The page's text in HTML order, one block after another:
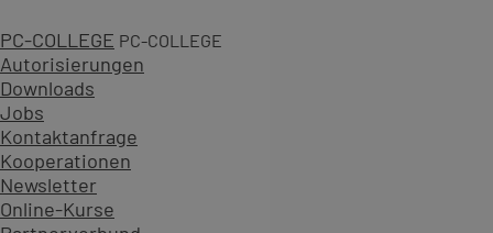
PC-COLLEGE PC-COLLEGE
Autorisierungen
Downloads
Jobs
Kontaktanfrage
Kooperationen
Newsletter
Online-Kurse
1 Tag
ab 590,00 € zzgl. MwSt.
An 28 Standorten oder online
Diesen Kurs als offenes Seminar buchen